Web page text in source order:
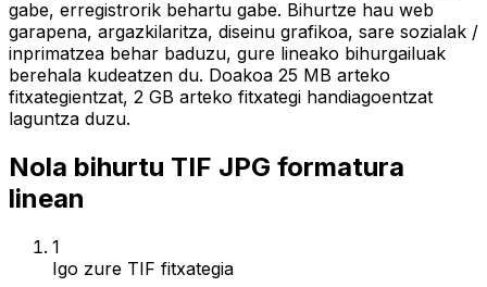
gabe, erregistrorik behartu gabe. Bihurtze hau web
garapena, argazkilaritza, diseinu grafikoa, sare sozialak /
inprimatzea behar baduzu, gure lineako bihurgailuak
berehala kudeatzen du. Doakoa 25 MB arteko
fitxategientzat, 2 GB arteko fitxategi handiagoentzat
laguntza duzu.
Nola bihurtu TIF JPG formatura
linean
1
Igo zure TIF fitxategia